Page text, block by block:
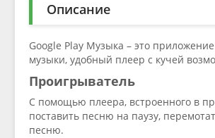
Описание
Google Play Музыка – это
музыки, удобный плеер с кучей
Проигрыватель
С помощью плеера, встроенного в
поставить песню на паузу,
песню.